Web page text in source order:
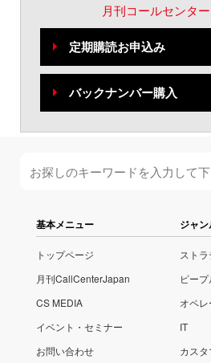
月刊コールセンタ
定期購読お申込み
バックナンバー購入
基本メニュー
トップページ
月刊CallCenterJapan
CS MEDIA
イベント・セミナー
お問い合わせ
ジャ
スト
ピー
オペ
IT
カス